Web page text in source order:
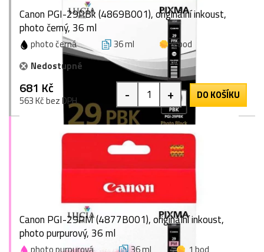
Canon PGI-29PBk (4869B001), originální inkoust,
photo černý, 36 ml
photo černá 36 ml
1 bod
Nedostupné
681 Kč
563 Kč bez DPH - + DO KOŠÍKU
Canon PGI-29PM (4877B001), originální inkoust,
photo purpurový, 36 ml